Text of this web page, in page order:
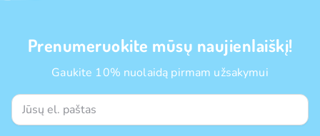
Prenumeruokite mūsų naujienlaiškį!
Gaukite 10% nuolaidą pirmam užsakymui